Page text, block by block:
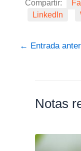
Compartir:
LinkedIn
← Entrada
Notas